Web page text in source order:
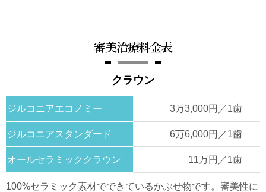
審美治療料金表
クラウン
ジルコニアエコノミー 3万3,000円／1歯
ジルコニアスタンダード 6万6,000円／1歯
オールセラミッククラウン 11万円／1歯
100%セラミック素材でできているかぶせ物です。審美性に